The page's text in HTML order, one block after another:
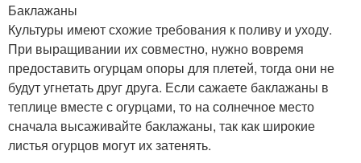
Баклажаны
Культуры имеют схожие требования к поливу и уходу.
При выращивании их совместно, нужно вовремя
предоставить огурцам опоры для плетей, тогда они не
будут угнетать друг друга. Если сажаете баклажаны в
теплице вместе с огурцами, то на солнечное место
сначала высаживайте баклажаны, так как широкие
листья огурцов могут их затенять.